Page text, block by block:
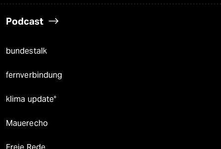
Podcast
bundestalk
fernverbindung
klima update°
Mauerecho